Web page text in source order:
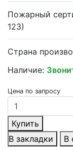
Пожарный
123)
Страна
Наличие:
Цена по запросу
Купить
В закладки
В